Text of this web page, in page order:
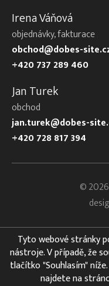
Irena Váňová
objednávky, fakturace
obchod@dobes-
+420 737 289 460
Jan Turek
obchod
jan.turek@dobes-
+420 728 817 394
© 2026
Tyto webové stránky
nástroje. V případě, že
tlačítko "Souhlasím"
najdete na